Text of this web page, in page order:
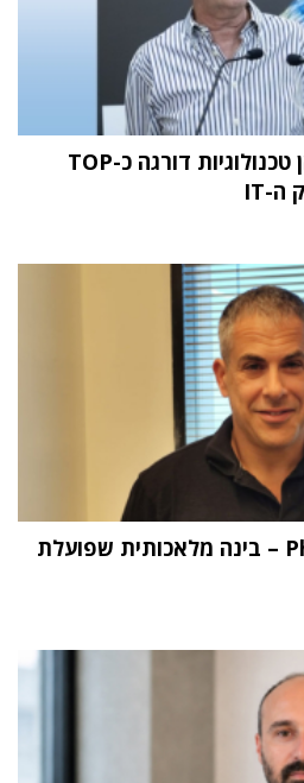
מחקר STKI השנתי: וואן טכנולוגיות דורגה כ-TOP
"העתיד הוא Physical AI – בינה מלאכותית שפועלת